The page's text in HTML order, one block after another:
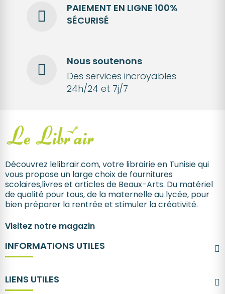
PAIEMENT EN LIGNE 100%
SÉCURISÉ
Nous soutenons
Des services incroyables
24h/24 et 7j/7
Découvrez lelibrair.com, votre librairie en Tunisie qui
vous propose un large choix de fournitures
scolaires,livres et articles de Beaux-Arts. Du matériel
de qualité pour tous, de la maternelle au lycée, pour
bien préparer la rentrée et stimuler la créativité.
Visitez notre magazin
INFORMATIONS UTILES
LIENS UTILES